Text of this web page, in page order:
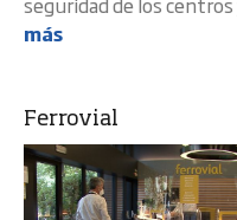
más
Ferrovial